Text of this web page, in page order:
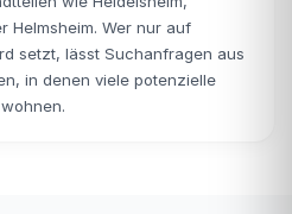
Helmsheim. Wer nur auf
setzt, lässt Suchanfragen aus
in denen viele potenzielle